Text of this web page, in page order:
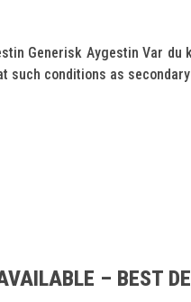
Generisk Aygestin Var
such conditions as
– BEST